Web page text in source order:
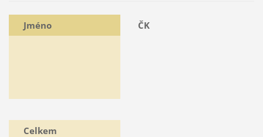
Jméno ČK
Celkem